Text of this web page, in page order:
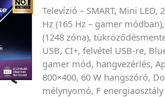
Televízió – SMART, Mini
Hz (165 Hz – gamer
(1248 zóna),
USB, CI+, felvétel USB-re,
gamer mód, hangvezérlés,
800×400, 60 W hangszóró,
mélynyomó, F energiaosztály